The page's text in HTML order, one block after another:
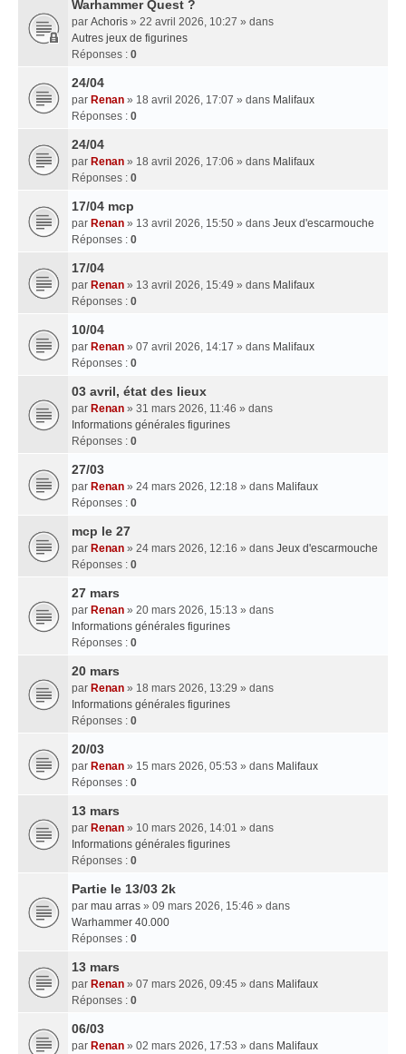
Warhammer Quest ?
par Achoris » 22 avril 2026, 10:27 » dans
Autres jeux de figurines
Réponses : 0
24/04
par Renan » 18 avril 2026, 17:07 » dans Malifaux
Réponses : 0
24/04
par Renan » 18 avril 2026, 17:06 » dans Malifaux
Réponses : 0
17/04 mcp
par Renan » 13 avril 2026, 15:50 » dans Jeux d'escarmouche
Réponses : 0
17/04
par Renan » 13 avril 2026, 15:49 » dans Malifaux
Réponses : 0
10/04
par Renan » 07 avril 2026, 14:17 » dans Malifaux
Réponses : 0
03 avril, état des lieux
par Renan » 31 mars 2026, 11:46 » dans
Informations générales figurines
Réponses : 0
27/03
par Renan » 24 mars 2026, 12:18 » dans Malifaux
Réponses : 0
mcp le 27
par Renan » 24 mars 2026, 12:16 » dans Jeux d'escarmouche
Réponses : 0
27 mars
par Renan » 20 mars 2026, 15:13 » dans
Informations générales figurines
Réponses : 0
20 mars
par Renan » 18 mars 2026, 13:29 » dans
Informations générales figurines
Réponses : 0
20/03
par Renan » 15 mars 2026, 05:53 » dans Malifaux
Réponses : 0
13 mars
par Renan » 10 mars 2026, 14:01 » dans
Informations générales figurines
Réponses : 0
Partie le 13/03 2k
par mau arras » 09 mars 2026, 15:46 » dans
Warhammer 40.000
Réponses : 0
13 mars
par Renan » 07 mars 2026, 09:45 » dans Malifaux
Réponses : 0
06/03
par Renan » 02 mars 2026, 17:53 » dans Malifaux